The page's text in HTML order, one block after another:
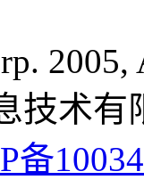
2005,
技术有
备